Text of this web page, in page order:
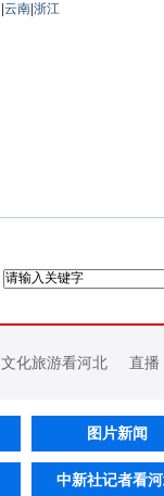
云南 浙江
文化旅游看河北 直播
图片新闻
中新社记者看